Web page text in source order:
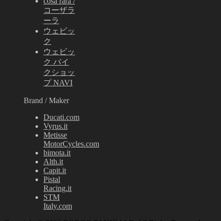
コーザラ
ーラ
ウェビッ
ク
ウェビッ
ク バイ
クショッ
プ NAVI
Brand / Maker
Ducati.com
Vyrus.it
Metisse
MotorCycles.com
bimota.it
Alth.it
Capit.it
Pistal
Racing.it
STM
Italy.com